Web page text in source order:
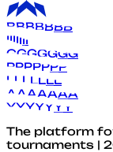
BBBBBBB
IIIIIII
GGGGGGG
PPPPPPP
L L L LLLL
A AAAAAA
YYYYY Y Y
The platform
tournaments |